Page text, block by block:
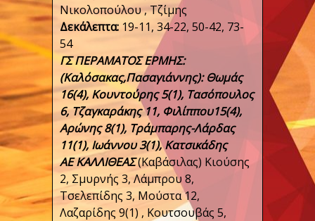
Νικολοπούλου , Τζίμης
Δεκάλεπτα: 19-11, 34-22, 50-42, 73-
54
ΓΣ ΠΕΡΑΜΑΤΟΣ ΕΡΜΗΣ:
(Καλόσακας,Πασαγιάννης): Θωμάς
16(4), Κουντούρης 5(1), Τασόπουλος
6, Τζαγκαράκης 11, Φιλίππου15(4),
Αρώνης 8(1), Τράμπαρης-Λάρδας
11(1), Ιωάννου 3(1), Κατσικάδης
ΑΕ ΚΑΛΛΙΘΕΑΣ(Καβάσιλας) Κιούσης
2, Σμυρνής 3, Λάμπρου 8,
Τσελεπίδης 3, Μούστα 12,
Λαζαρίδης 9(1) , Κουτσουβάς 5,